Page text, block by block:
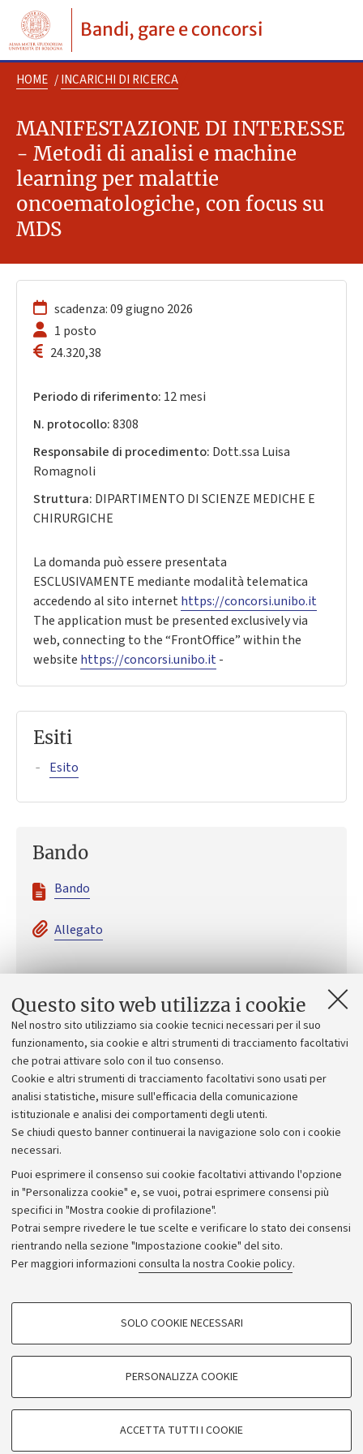
Questo sito web utilizza i cookie
Nel nostro sito utilizziamo sia cookie tecnici necessari per il suo
funzionamento, sia cookie e altri strumenti di tracciamento facoltativi
che potrai attivare solo con il tuo consenso.
Cookie e altri strumenti di tracciamento facoltativi sono usati per
analisi statistiche, misure sull'efficacia della comunicazione
istituzionale e analisi dei comportamenti degli utenti.
Se chiudi questo banner continuerai la navigazione solo con i cookie
necessari.
Puoi esprimere il consenso sui cookie facoltativi attivando l'opzione
in "Personalizza cookie" e, se vuoi, potrai esprimere consensi più
specifici in "Mostra cookie di profilazione".
Potrai sempre rivedere le tue scelte e verificare lo stato dei consensi
rientrando nella sezione "Impostazione cookie" del sito.
Per maggiori informazioni consulta la nostra Cookie policy.
COOKIE DI PROFILAZIONE - FACOLTATIVI
degli utenti, creare profili in base al loro comportamento sul sito, per analisi
di marketing.
SOLO COOKIE NECESSARI
PERSONALIZZA COOKIE
ACCETTA TUTTI I COOKIE
Bandi, gare e concorsi
HOME / INCARICHI DI RICERCA
MANIFESTAZIONE DI INTERESSE
- Metodi di analisi e machine
learning per malattie
oncoematologiche, con focus su
MDS
scadenza: 09 giugno 2026
1 posto
24.320,38
Periodo di riferimento: 12 mesi
N. protocollo:8308
Responsabile di procedimento: Dott.ssa Luisa
Romagnoli
Struttura: DIPARTIMENTO DI SCIENZE MEDICHE E
CHIRURGICHE
La domanda può essere presentata
ESCLUSIVAMENTE mediante modalità telematica
accedendo al sito internet https://concorsi.unibo.it
The application must be presented exclusively via
web, connecting to the “FrontOffice” within the
website https://concorsi.unibo.it-
Esiti
Esito
Bando
Bando
Allegato
Call for applications
Call for applications
Attachment
Privacy
Note legali
NormAteneo
Impostazioni Cookie
©Copyright 2024 - ALMA MATER STUDIORUM - Università di
Bologna - Via Zamboni, 33 - 40126 Bologna - PI: 01131710376 -